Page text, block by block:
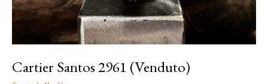
Cartier Santos 2961 (Venduto)